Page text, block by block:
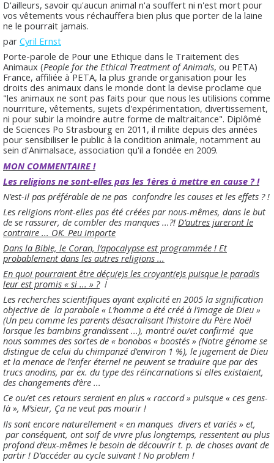
D'ailleurs, savoir qu'aucun animal n'a souffert ni n'est mort pour
vos vêtements vous réchauffera bien plus que porter de la laine
ne le pourrait jamais.
par Cyril Ernst
Porte-parole de Pour une Ethique dans le Traitement des
Animaux (People for the Ethical Treatment of Animals, ou PETA)
France, affiliée à PETA, la plus grande organisation pour les
droits des animaux dans le monde dont la devise proclame que
"les animaux ne sont pas faits pour que nous les utilisions comme
nourriture, vêtements, sujets d'expérimentation, divertissement,
ni pour subir la moindre autre forme de maltraitance". Diplômé
de Sciences Po Strasbourg en 2011, il milite depuis des années
pour sensibiliser le public à la condition animale, notamment au
sein d'Animalsace, association qu'il a fondée en 2009.
MON COMMENTAIRE !
Les religions ne sont-elles pas les 1ères à mettre en cause ? !
N’est-il pas préférable de ne pas confondre les causes et les effets ? !
Les religions n’ont-elles pas été créées par nous-mêmes, dans le but
de se rassurer, de combler des manques ...?! D’autres jureront le
contraire ... OK. Peu importe
Dans la Bible, le Coran, l’apocalypse est programmée ! Et
probablement dans les autres religions ...
En quoi pourraient être déçu(e)s les croyant(e)s puisque le paradis
leur est promis « si ... » ?!
Les recherches scientifiques ayant explicité en 2005 la signification
objective de la parabole « L’homme a été créé à l’image de Dieu »
(Un peu comme les parents désacralisant l’histoire du Père Noël
lorsque les bambins grandissent ...), montré ou/et confirmé que
nous sommes des sortes de « bonobos « boostés » (Notre génome se
distingue de celui du chimpanzé d’environ 1 %), le jugement de Dieu
et la menace de l’enfer éternel ne peuvent se traduire que par des
trucs anodins, par ex. du type des réincarnations si elles existaient,
des changements d’ère ...
Ce ou/et ces retours seraient en plus « raccord » puisque « ces gens-
là », M’sieur, Ça ne veut pas mourir !
Ils sont encore naturellement « en manques divers et variés » et,
par conséquent, ont soif de vivre plus longtemps, ressentent au plus
profond d’eux-mêmes le besoin de découvrir t. p. de choses avant de
partir ! D’accéder au cycle suivant ! No problem !